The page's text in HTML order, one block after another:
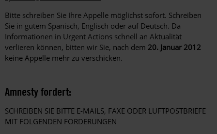
Bitte schreiben Sie Ihre Appelle möglichst sofort. Schreiben
Sie in gutem Spanisch, Englisch oder auf Deutsch. Da
Informationen in Urgent Actions schnell an Aktualität
verlieren können, bitten wir Sie, nach dem 20. Januar 2012
keine Appelle mehr zu verschicken.
Amnesty fordert:
SCHREIBEN SIE BITTE E-MAILS, FAXE ODER LUFTPOSTBRIEFE
MIT FOLGENDEN FORDERUNGEN